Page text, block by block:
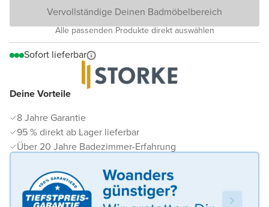
Deine Vorteile
8 Jahre Garantie
95 % direkt ab Lager lieferbar
Über 20 Jahre Badezimmer-Erfahrung
Vervollständige Deinen Badmöbelbereich
Alle passenden Produkte direkt auswählen
Sofort lieferbar